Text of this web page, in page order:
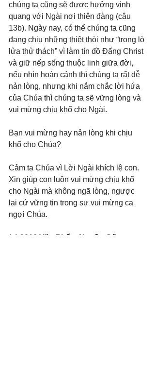
chúng ta cũng sẽ được hưởng vinh
quang với Ngài nơi thiên đàng (câu
13b). Ngày nay, có thể chúng ta cũng
đang chịu những thiệt thòi như “trong lò
lửa thử thách” vì làm tín đồ Đấng Christ
và giữ nếp sống thuộc linh giữa đời,
nếu nhìn hoàn cảnh thì chúng ta rất dễ
nản lòng, nhưng khi nắm chắc lời hứa
của Chúa thì chúng ta sẽ vững lòng và
vui mừng chịu khổ cho Ngài.
Bạn vui mừng hay nản lòng khi chịu
khổ cho Chúa?
Cảm tạ Chúa vì Lời Ngài khích lệ con.
Xin giúp con luôn vui mừng chịu khổ
cho Ngài mà không ngã lòng, ngược
lại cứ vững tin trong sự vui mừng ca
ngợi Chúa.
(c) 2016 Văn Phẩm Nguồn Sống.